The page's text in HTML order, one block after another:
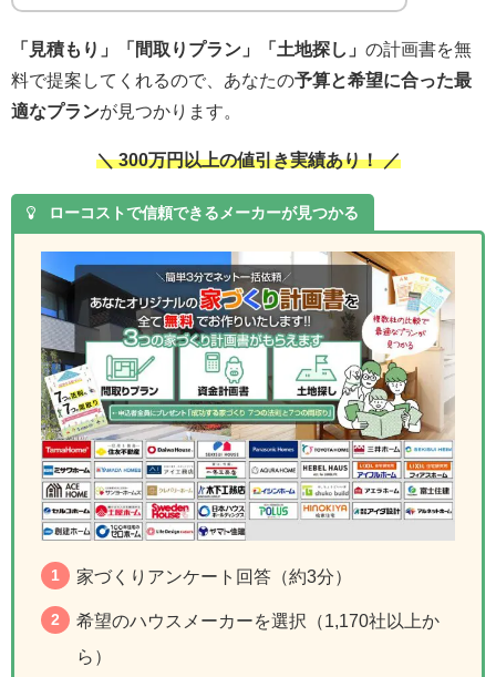
「見積もり」「間取りプラン」「土地探し」 の計画書を無
料で提案してくれるので、あなたの予算と希望に合った最
適なプランが見つかります。
＼ 300万円以上の値引き実績あり！ ／
ローコストで信頼できるメーカーが見つかる
家づくりアンケート回答（約3分）
希望のハウスメーカーを選択（1,170社以上か
ら）